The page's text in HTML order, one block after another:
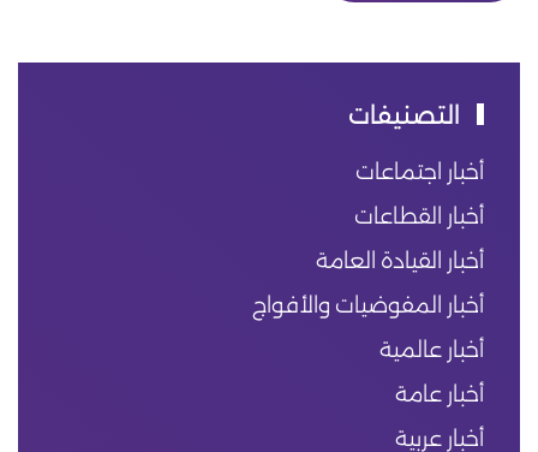
التصنيفات
أخبار اجتماعات
أخبار القطاعات
أخبار القيادة العامة
أخبار المفوضيات والأفواج
أخبار عالمية
أخبار عامة
أخبار عربية